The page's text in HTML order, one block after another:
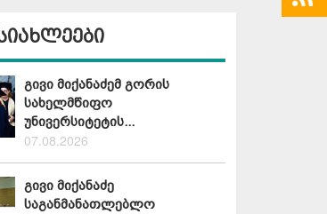
გივი მიქანაძემ გორის
სახელმწიფო
უნივერსიტეტის...
07.08.2026
გივი მიქანაძე
საგანმანათლებლო